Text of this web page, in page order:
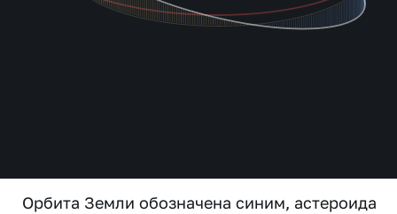
Орбита Земли обозначена синим, астероида